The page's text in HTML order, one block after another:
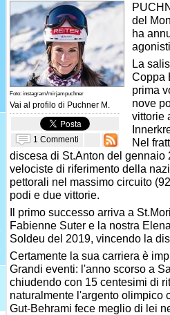
Foto: instagram/mirjampuchner
Vai al profilo di Puchner M.
1 Commenti
del
ha
La
Coppa
prima
nove
vittorie
Nel
discesa di St.Anton del
velociste di riferimento della
pettorali nel massimo circuito
podi e due vittorie.
Il primo successo arriva a
Fabienne Suter e la nostra
Soldeu del 2019, vincendo la
Certamente la sua carriera è
Grandi eventi: l'anno scorso a
chiudendo con 15 centesimi di
naturalmente l'argento olimpico
Gut-Behrami fece meglio di lei